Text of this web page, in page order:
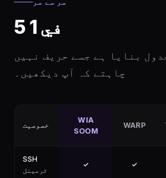
سر سے سر
5 في 1
بنایا ہے جسے حریف نہیں
چاہتے کہ آپ دیکھیں۔
خصوصیت
WIA
SOOM
WARP
SSH
ٹرمینل
✓ ✓